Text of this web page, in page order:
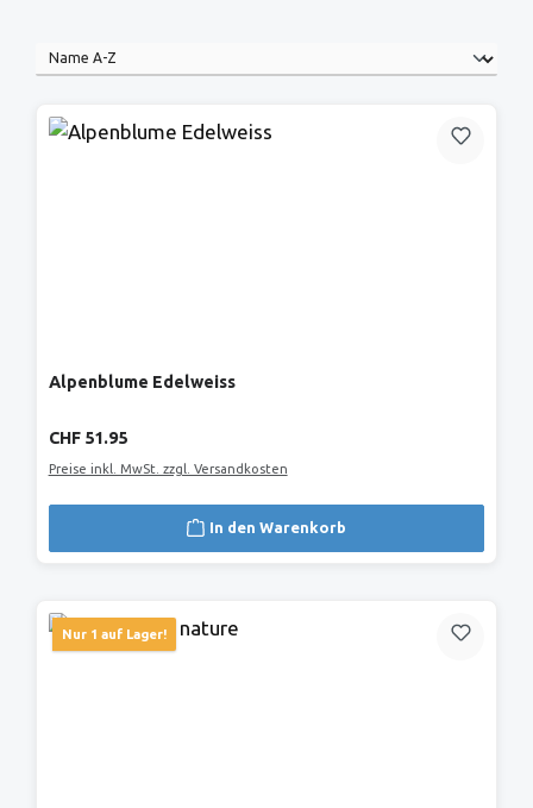
Alpenblume Edelweiss
Regulärer Preis:
CHF 51.95
Preise inkl. MwSt. zzgl. Versandkosten
In den Warenkorb
Nur 1 auf Lager!